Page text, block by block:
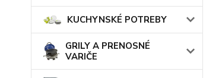
KUCHYNSKÉ POTREBY
GRILY A PRENOSNÉ
VARIČE